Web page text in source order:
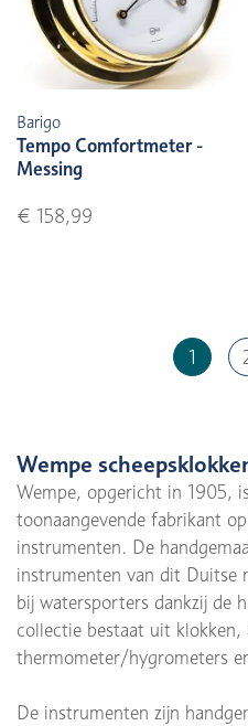
Barigo
Tempo Comfortmeter -
Messing
€ 158,99
1
Wempe
Wempe, opgericht in 1905,
toonaangevende fabrikant
instrumenten. De
instrumenten van dit Duitse
bij watersporters dankzij de
collectie bestaat uit klokken,
thermometer/hygrometers
De instrumenten zijn